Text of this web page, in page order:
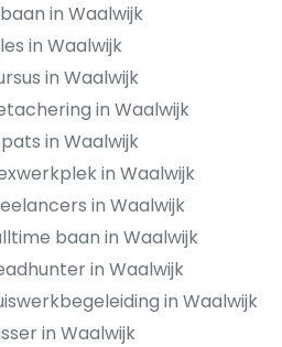
in Waalwijk
in Waalwijk
in Waalwijk
in Waalwijk
in Waalwijk
in Waalwijk
in Waalwijk
baan in Waalwijk
in Waalwijk
in Waalwijk
in Waalwijk